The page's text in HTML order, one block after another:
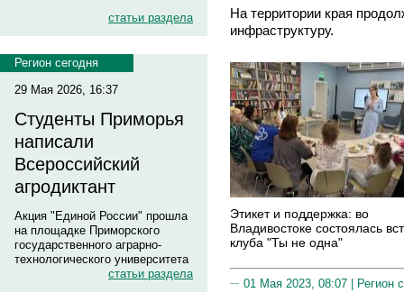
статьи раздела
Регион сегодня
29 Мая 2026, 16:37
Студенты Приморья
написали
Всероссийский
агродиктант
Акция "Единой России" прошла
на площадке Приморского
государственного аграрно-
технологического университета
статьи раздела
На территории края
инфраструктуру.
Этикет и поддержка: во
Владивостоке состоялась
клуба "Ты не одна"
01 Мая 2023, 08:07 | Регион